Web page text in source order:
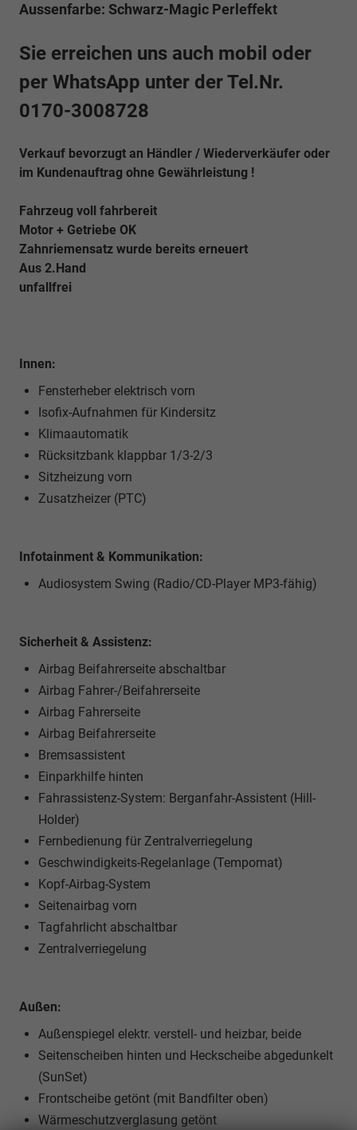
Aussenfarbe: Schwarz-Magic Perleffekt
Sie erreichen uns auch mobil oder
per WhatsApp unter der Tel.Nr.
0170-3008728
Verkauf bevorzugt an Händler / Wiederverkäufer oder
im Kundenauftrag ohne Gewährleistung !
Fahrzeug voll fahrbereit
Motor + Getriebe OK
Zahnriemensatz wurde bereits erneuert
Aus 2.Hand
unfallfrei
Innen:
Fensterheber elektrisch vorn
Isofix-Aufnahmen für Kindersitz
Klimaautomatik
Rücksitzbank klappbar 1/3-2/3
Sitzheizung vorn
Zusatzheizer (PTC)
Infotainment & Kommunikation:
Audiosystem Swing (Radio/CD-Player MP3-fähig)
Sicherheit & Assistenz:
Airbag Beifahrerseite abschaltbar
Airbag Fahrer-/Beifahrerseite
Airbag Fahrerseite
Airbag Beifahrerseite
Bremsassistent
Einparkhilfe hinten
Fahrassistenz-System: Berganfahr-Assistent (Hill-
Holder)
Fernbedienung für Zentralverriegelung
Geschwindigkeits-Regelanlage (Tempomat)
Kopf-Airbag-System
Seitenairbag vorn
Tagfahrlicht abschaltbar
Zentralverriegelung
Außen:
Außenspiegel elektr. verstell- und heizbar, beide
Seitenscheiben hinten und Heckscheibe abgedunkelt
(SunSet)
Frontscheibe getönt (mit Bandfilter oben)
Wärmeschutzverglasung getönt